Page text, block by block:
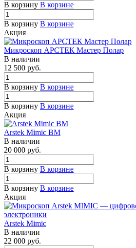
В корзину В корзине
В корзину В корзине
Акция
Микроскоп АРСТЕК Мастер Полар
В наличии
12 500 руб.
В корзину В корзине
В корзину В корзине
Акция
Arstek Mimic BM
В наличии
20 000 руб.
В корзину В корзине
В корзину В корзине
Акция
Arstek Mimic
В наличии
22 000 руб.